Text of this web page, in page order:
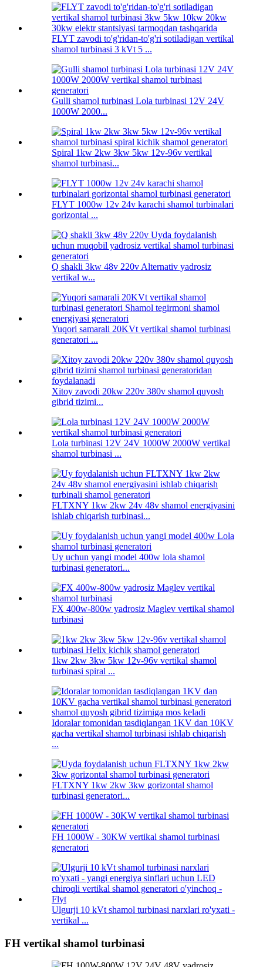
FLYT zavodi to'g'ridan-to'g'ri sotiladigan vertikal
shamol turbinasi 3 kVt 5 ...
Gulli shamol turbinasi Lola turbinasi 12V 24V
1000W 2000...
Spiral 1kw 2kw 3kw 5kw 12v-96v vertikal
shamol turbinasi...
FLYT 1000w 12v 24v karachi shamol turbinalari
gorizontal ...
Q shakli 3kw 48v 220v Alternativ yadrosiz
vertikal w...
Yuqori samarali 20KVt vertikal shamol turbinasi
generatori ...
Xitoy zavodi 20kw 220v 380v shamol quyosh
gibrid tizimi...
Lola turbinasi 12V 24V 1000W 2000W vertikal
shamol turbinasi ...
FLTXNY 1kw 2kw 24v 48v shamol energiyasini
ishlab chiqarish turbinasi...
Uy uchun yangi model 400w lola shamol
turbinasi generatori...
FX 400w-800w yadrosiz Maglev vertikal shamol
turbinasi
1kw 2kw 3kw 5kw 12v-96v vertikal shamol
turbinasi spiral ...
Idoralar tomonidan tasdiqlangan 1KV dan 10KV
gacha vertikal shamol turbinasi ishlab chiqarish
...
FLTXNY 1kw 2kw 3kw gorizontal shamol
turbinasi generatori...
FH 1000W - 30KW vertikal shamol turbinasi
generatori
Ulgurji 10 kVt shamol turbinasi narxlari ro'yxati -
vertikal ...
FH vertikal shamol turbinasi